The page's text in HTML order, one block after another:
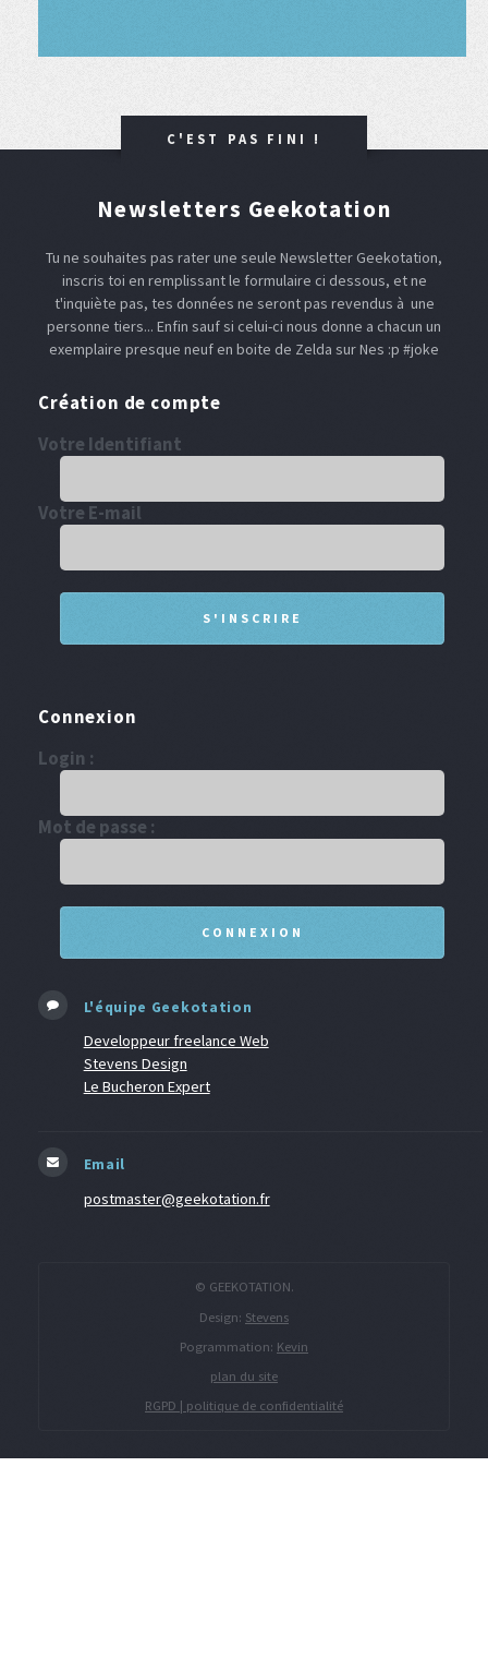
C'EST PAS FINI !
Newsletters Geekotation
Tu ne souhaites pas rater une seule Newsletter Geekotation,
inscris toi en remplissant le formulaire ci dessous, et ne
t'inquiète pas, tes données ne seront pas revendus à une
personne tiers... Enfin sauf si celui-ci nous donne a chacun un
exemplaire presque neuf en boite de Zelda sur Nes :p #joke
Création de compte
Votre Identifiant
Votre E-mail
Connexion
Login :
Mot de passe :
L'équipe Geekotation
Developpeur freelance Web
Stevens Design
Le Bucheron Expert
Email
postmaster@geekotation.fr
© GEEKOTATION.
Design: Stevens
Pogrammation: Kevin
plan du site
RGPD | politique de confidentialité